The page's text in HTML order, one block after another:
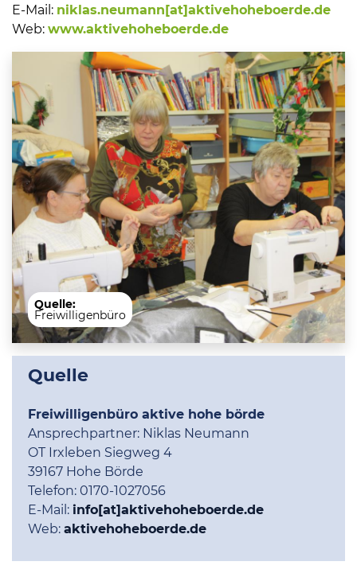
E-Mail: niklas.neumann[at]aktivehoheboerde.de
Web: www.aktivehoheboerde.de
Quelle:
Freiwilligenbüro
Quelle
Freiwilligenbüro aktive hohe börde
Ansprechpartner: Niklas Neumann
OT Irxleben Siegweg 4
39167 Hohe Börde
Telefon: 0170-1027056
E-Mail: info[at]aktivehoheboerde.de
Web: aktivehoheboerde.de